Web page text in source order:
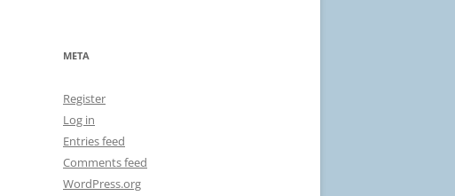
META
Register
Log in
Entries feed
Comments feed
WordPress.org